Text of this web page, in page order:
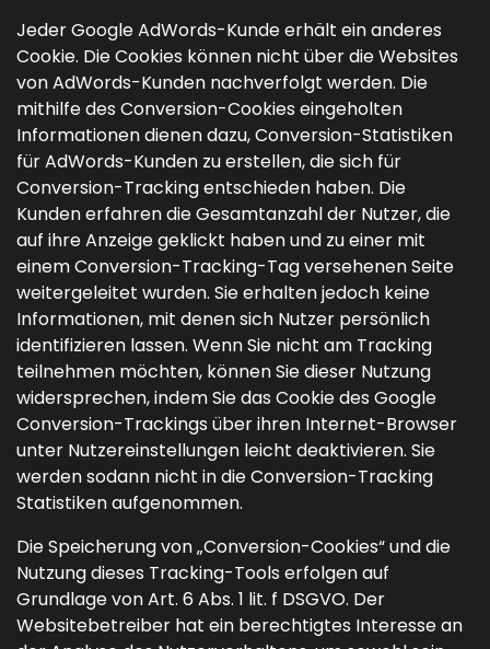
Jeder Google AdWords-Kunde erhält ein anderes
Cookie. Die Cookies können nicht über die Websites
von AdWords-Kunden nachverfolgt werden. Die
mithilfe des Conversion-Cookies eingeholten
Informationen dienen dazu, Conversion-Statistiken
für AdWords-Kunden zu erstellen, die sich für
Conversion-Tracking entschieden haben. Die
Kunden erfahren die Gesamtanzahl der Nutzer, die
auf ihre Anzeige geklickt haben und zu einer mit
einem Conversion-Tracking-Tag versehenen Seite
weitergeleitet wurden. Sie erhalten jedoch keine
Informationen, mit denen sich Nutzer persönlich
identifizieren lassen. Wenn Sie nicht am Tracking
teilnehmen möchten, können Sie dieser Nutzung
widersprechen, indem Sie das Cookie des Google
Conversion-Trackings über ihren Internet-Browser
unter Nutzereinstellungen leicht deaktivieren. Sie
werden sodann nicht in die Conversion-Tracking
Statistiken aufgenommen.
Die Speicherung von „Conversion-Cookies“ und die
Nutzung dieses Tracking-Tools erfolgen auf
Grundlage von Art. 6 Abs. 1 lit. f DSGVO. Der
Websitebetreiber hat ein berechtigtes Interesse an